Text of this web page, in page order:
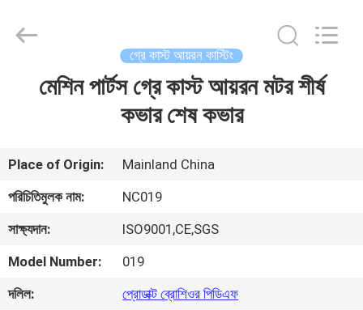
ভিডিও
আমাদের
সম্বন্ধে
Foundry
CO.,LTD.
গ্রে কাস্ট আয়রন কাস্টিং
মেশিন পার্টস গ্রে কাস্ট আয়রন মটর শীর্ষ
কভার শেষ কভার
Place of Origin:
Mainland China
পরিচিতিমুলক নাম:
NC019
সাক্ষ্যদান:
ISO9001,CE,SGS
Model Number:
019
দলিল:
প্রোডাক্ট ব্রোশিওর পিডিএফ